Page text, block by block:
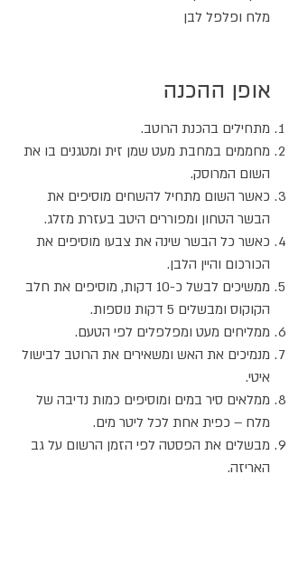
מלח ופלפל לבן
אופן ההכנה
מתחילים בהכנת הרוטב.
מחממים במחבת מעט שמן זית ומטגנים בו את
השום המרוסק.
כאשר השום מתחיל להשחים מוסיפים את
הבשר הטחון ומפוררים היטב בעזרת מזלג.
כאשר כל הבשר שינה את צבעו מוסיפים את
הכורכום והיין הלבן.
ממשיכים לבשל כ-10 דקות, מוסיפים את חלב
הקוקוס ומבשלים 5 דקות נוספות.
ממליחים מעט ומפלפלים לפי הטעם.
מנמיכים את האש ומשאירים את הרוטב לבישול
איטי.
ממלאים סיר במים ומוסיפים כמות נדיבה של
מלח – כפית אחת לכל ליטר מים.
מבשלים את הפסטה לפי הזמן הרשום על גב
האריזה.